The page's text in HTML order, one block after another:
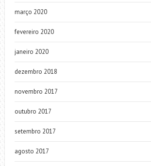
março 2020
fevereiro 2020
janeiro 2020
dezembro 2018
novembro 2017
outubro 2017
setembro 2017
agosto 2017